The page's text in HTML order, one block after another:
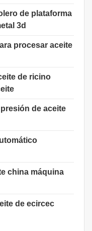
de plataforma
3d
procesar aceite
de ricino
de aceite
china máquina
de ecircec